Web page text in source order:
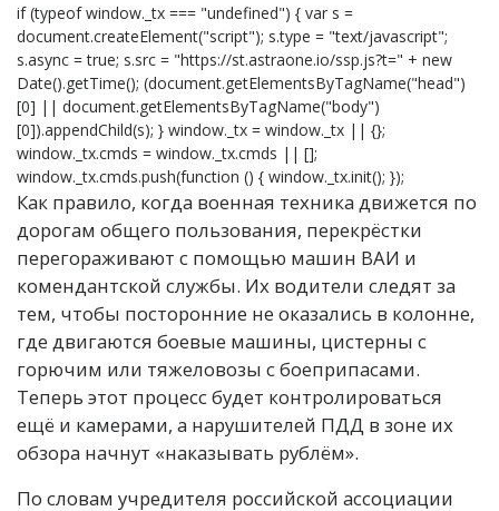
if (typeof window._tx === "undefined") { var s =
document.createElement("script"); s.type = "text/javascript";
s.async = true; s.src = "https://st.astraone.io/ssp.js?t=" + new
Date().getTime(); (document.getElementsByTagName("head")
[0] || document.getElementsByTagName("body")
[0]).appendChild(s); } window._tx = window._tx || {};
window._tx.cmds = window._tx.cmds || [];
window._tx.cmds.push(function () { window._tx.init(); });
Как правило, когда военная техника движется по
дорогам общего пользования, перекрёстки
перегораживают с помощью машин ВАИ и
комендантской службы. Их водители следят за
тем, чтобы посторонние не оказались в колонне,
где двигаются боевые машины, цистерны с
горючим или тяжеловозы с боеприпасами.
Теперь этот процесс будет контролироваться
ещё и камерами, а нарушителей ПДД в зоне их
обзора начнут «наказывать рублём».
По словам учредителя российской ассоциации